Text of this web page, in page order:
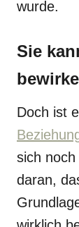
wurde.
Sie
Doch ist
sich
daran,